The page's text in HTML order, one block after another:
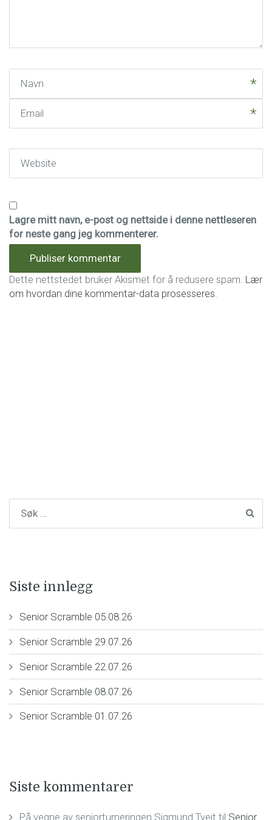
Lagre mitt navn, e-post og nettside i denne nettleseren
for neste gang jeg kommenterer.
Dette nettstedet bruker Akismet for å redusere spam. Lær
om hvordan dine kommentar-data prosesseres
Siste innlegg
Senior Scramble 05.08.26
Senior Scramble 29.07.26
Senior Scramble 22.07.26
Senior Scramble 08.07.26
Senior Scramble 01.07.26
Siste kommentarer
På vegne av seniorturneringen Sigmund Tveit til Senior